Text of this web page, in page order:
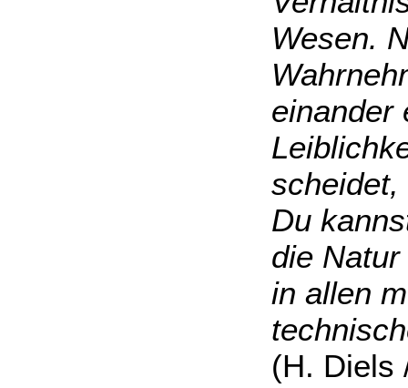
Wesen.
einander
scheidet,
Du
die
in allen
(H. Diels